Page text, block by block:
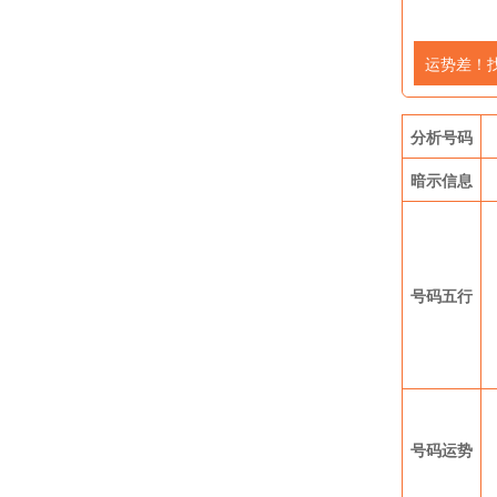
运势差！
分析号码
暗示信息
号码五行
号码运势